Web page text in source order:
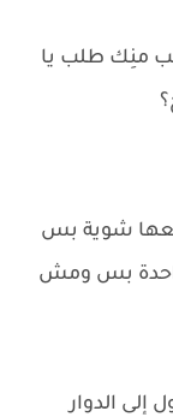
منِك طلب يا
معها شوية بس
واحدة بس ومش
الدوار